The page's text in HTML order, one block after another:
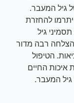
גיל המעבר.
יתרמו להחזרת
גיל
רבה מדור
הטיפול
איכות החיים
גיל המעבר.